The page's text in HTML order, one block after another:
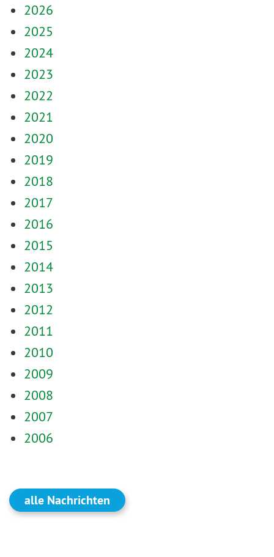
2026
2025
2024
2023
2022
2021
2020
2019
2018
2017
2016
2015
2014
2013
2012
2011
2010
2009
2008
2007
2006
alle Nachrichten